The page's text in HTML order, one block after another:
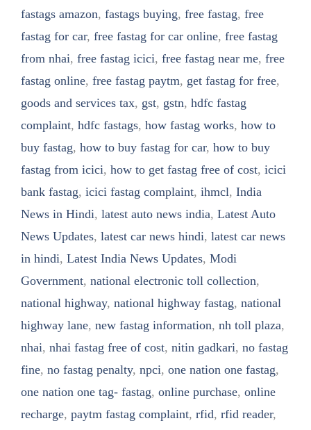
fastags amazon, fastags buying, free fastag, free
fastag for car, free fastag for car online, free fastag
from nhai, free fastag icici, free fastag near me, free
fastag online, free fastag paytm, get fastag for free,
goods and services tax, gst, gstn, hdfc fastag
complaint, hdfc fastags, how fastag works, how to
buy fastag, how to buy fastag for car, how to buy
fastag from icici, how to get fastag free of cost, icici
bank fastag, icici fastag complaint, ihmcl, India
News in Hindi, latest auto news india, Latest Auto
News Updates, latest car news hindi, latest car news
in hindi, Latest India News Updates, Modi
Government, national electronic toll collection,
national highway, national highway fastag, national
highway lane, new fastag information, nh toll plaza,
nhai, nhai fastag free of cost, nitin gadkari, no fastag
fine, no fastag penalty, npci, one nation one fastag,
one nation one tag- fastag, online purchase, online
recharge, paytm fastag complaint, rfid, rfid reader,